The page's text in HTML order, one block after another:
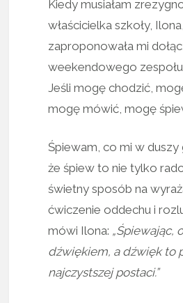
Kiedy musiałam
właścicielka szkoły, Ilona,
zaproponowała mi
weekendowego
Jeśli mogę chodzić,
mogę mówić, mogę
Śpiewam, co mi w duszy
że śpiew to nie tylko
świetny sposób na
ćwiczenie oddechu i
mówi Ilona: „Śpiewając,
dźwiękiem, a dźwięk to
najczystszej postaci.”